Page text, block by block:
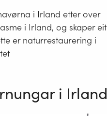
i Irland etter over
i Irland, og skaper eit
er naturrestaurering i
i Irland